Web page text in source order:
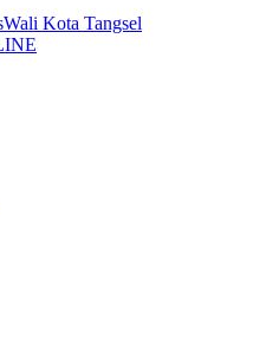
Wali Kota Tangsel